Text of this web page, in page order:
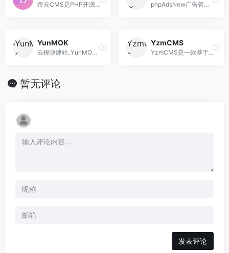
帝云CMS是PHP开源可免费商用的PHP万能建站系统/免费CMS建站系统，基于PHP7语言采用最新CodeIgniter4作为开发框架生产的网站内容管理框架，提供“电脑网站 + 手机网站 + APP 接口”一体化网站技术解决方案。 phpAdsNew广告管理跟踪系统
YunMOK
云模块建站_YunMOK,免费授权,中国领先的网站管理系统，为创业者及中小企业加油，免费建站,自助建站,智能建站,仿制网站,企业网站,公司网站,官方网站，网站建设一条龙
YzmCMS
YzmCMS是一款基于YZMPHP开发的一套轻量级开源内容管理系统，YzmCMS简洁、安全、开源、免费，可运行在Linux、Windows、MacOSX、Solaris等各种平台上，专注为公司企业、个人站长快速建站提供解决方案。
暂无评论
发表评论